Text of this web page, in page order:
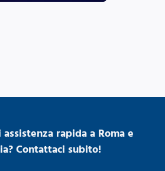
rapida a Roma e
Contattaci subito!